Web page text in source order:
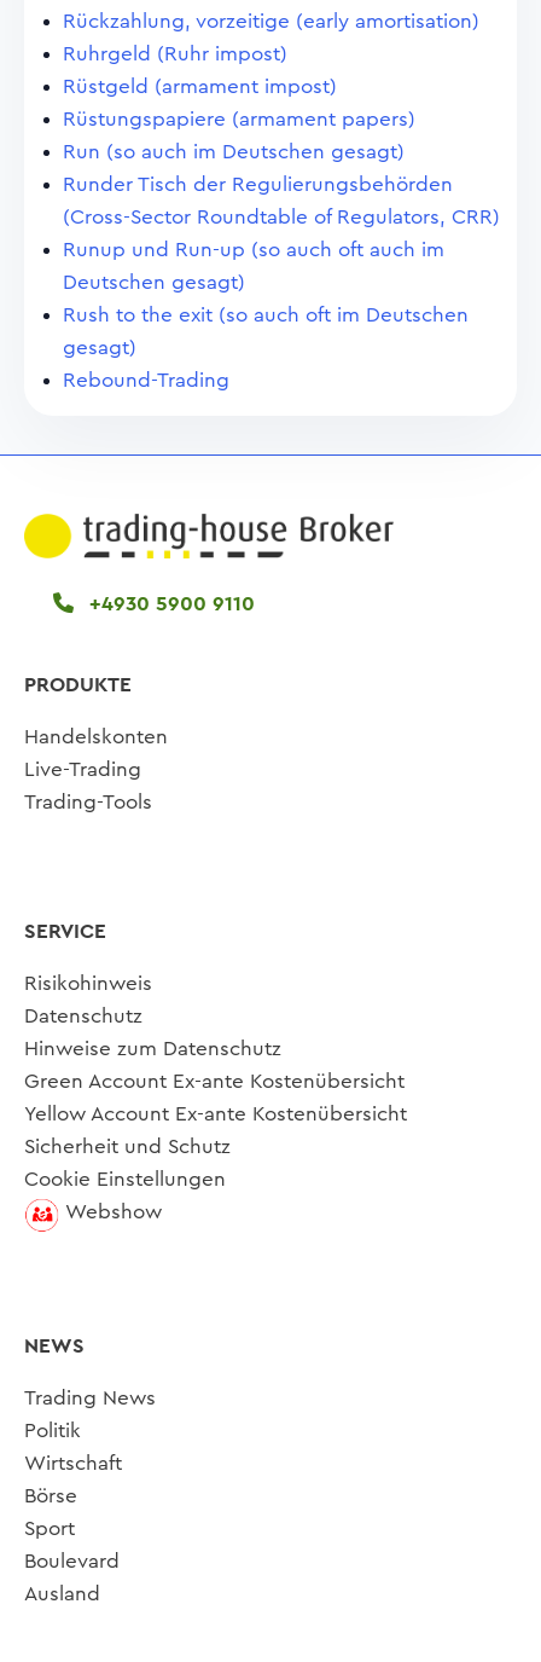
Rückzahlung, vorzeitige (early amortisation)
Ruhrgeld (Ruhr impost)
Rüstgeld (armament impost)
Rüstungspapiere (armament papers)
Run (so auch im Deutschen gesagt)
Runder Tisch der Regulierungsbehörden
(Cross-Sector Roundtable of Regulators, CRR)
Runup und Run-up (so auch oft auch im
Deutschen gesagt)
Rush to the exit (so auch oft im Deutschen
gesagt)
Rebound-Trading
+4930 5900 9110
PRODUKTE
Handelskonten
Live-Trading
Trading-Tools
SERVICE
Risikohinweis
Datenschutz
Hinweise zum Datenschutz
Green Account Ex-ante Kostenübersicht
Yellow Account Ex-ante Kostenübersicht
Sicherheit und Schutz
Cookie Einstellungen
Webshow
NEWS
Trading News
Politik
Wirtschaft
Börse
Sport
Boulevard
Ausland